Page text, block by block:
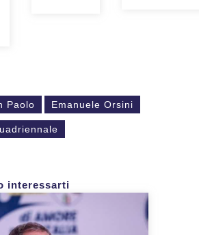
Paolo Emanuele Orsini
interessarti